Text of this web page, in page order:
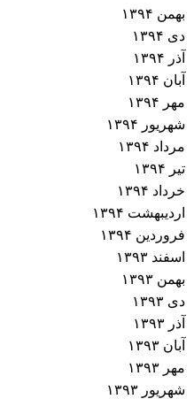
ن
و
ش
ت
ه‌
ه
ا
بهمن ۱۳۹۴
دی ۱۳۹۴
آذر ۱۳۹۴
آبان ۱۳۹۴
مهر ۱۳۹۴
شهریور ۱۳۹۴
مرداد ۱۳۹۴
تیر ۱۳۹۴
خرداد ۱۳۹۴
اردیبهشت ۱۳۹۴
فروردین ۱۳۹۴
اسفند ۱۳۹۳
بهمن ۱۳۹۳
دی ۱۳۹۳
آذر ۱۳۹۳
آبان ۱۳۹۳
مهر ۱۳۹۳
شهریور ۱۳۹۳